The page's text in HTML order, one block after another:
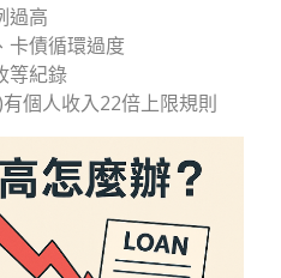
過高
卡債循環過度
等紀錄
個人收入22倍上限規則